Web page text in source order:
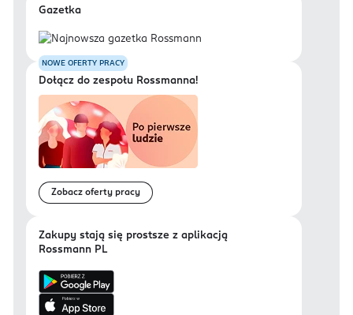
Gazetka
NOWE OFERTY PRACY
Dołącz do zespołu Rossmanna!
Zobacz oferty pracy
Zakupy stają się prostsze z aplikacją
Rossmann PL